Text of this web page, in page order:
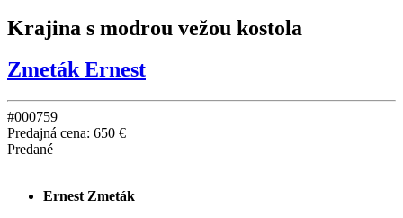
Krajina s modrou vežou kostola
Zmeták Ernest
#000759
Predajná cena: 650 €
Predané
Ernest Zmeták